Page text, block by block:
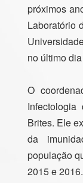
próximos
Laboratório
no último
O
Brites. Ele
da
população
2015 e 2016.